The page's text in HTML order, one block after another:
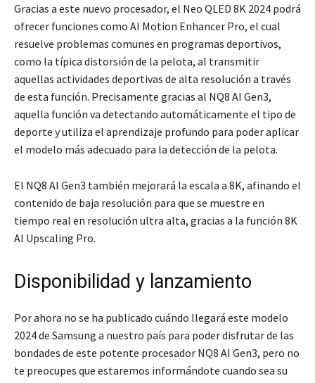
Gracias a este nuevo procesador, el Neo QLED 8K 2024 podrá
ofrecer funciones como AI Motion Enhancer Pro, el cual
resuelve problemas comunes en programas deportivos,
como la típica distorsión de la pelota, al transmitir
aquellas actividades deportivas de alta resolución a través
de esta función. Precisamente gracias al NQ8 AI Gen3,
aquella función va detectando automáticamente el tipo de
deporte y utiliza el aprendizaje profundo para poder aplicar
el modelo más adecuado para la detección de la pelota.
El NQ8 AI Gen3 también mejorará la escala a 8K, afinando el
contenido de baja resolución para que se muestre en
tiempo real en resolución ultra alta, gracias a la función 8K
AI Upscaling Pro.
Disponibilidad y lanzamiento
Por ahora no se ha publicado cuándo llegará este modelo
2024 de Samsung a nuestro país para poder disfrutar de las
bondades de este potente procesador NQ8 AI Gen3, pero no
te preocupes que estaremos informándote cuando sea su